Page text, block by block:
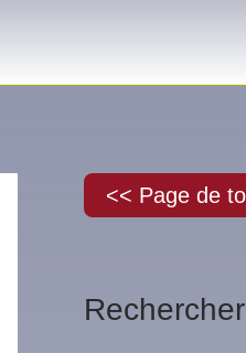
<< Page de